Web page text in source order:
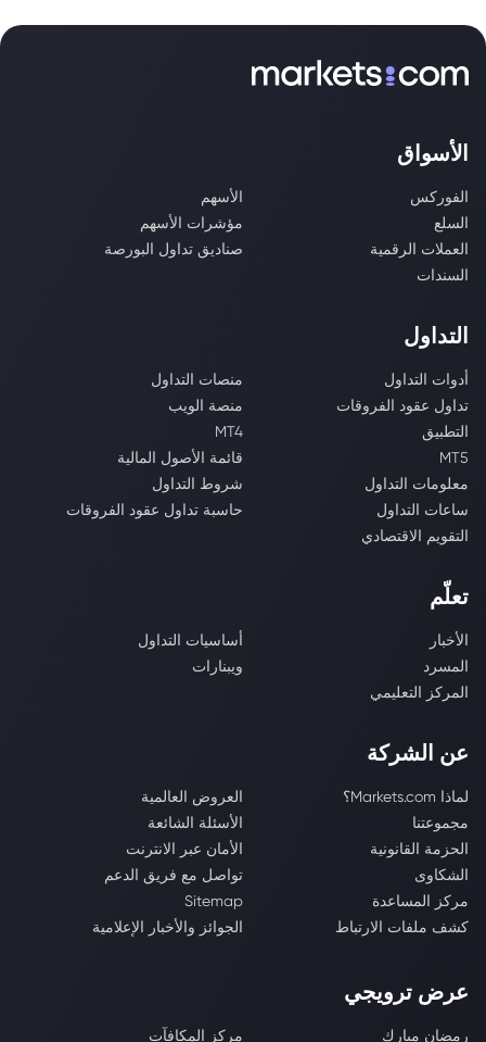
الأسواق
الفوركس
الأسهم
السلع
مؤشرات الأسهم
العملات الرقمية
صناديق تداول البورصة
السندات
التداول
أدوات التداول
منصات التداول
تداول عقود الفروقات
منصة الويب
التطبيق
MT4
MT5
قائمة الأصول المالية
معلومات التداول
شروط التداول
ساعات التداول
حاسبة تداول عقود الفروقات
التقويم الاقتصادي
تعلّم
الأخبار
أساسيات التداول
المسرد
ويبنارات
المركز التعليمي
عن الشركة
لماذا Markets.com؟
العروض العالمية
مجموعتنا
الأسئلة الشائعة
الحزمة القانونية
الأمان عبر الانترنت
الشكاوى
تواصل مع فريق الدعم
مركز المساعدة
Sitemap
كشف ملفات الارتباط
الجوائز والأخبار الإعلامية
عرض ترويجي
رمضان مبارك
مركز المكافآت